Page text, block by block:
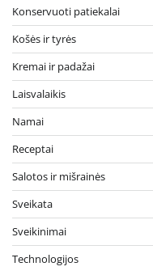
Konservuoti patiekalai
Košės ir tyrės
Kremai ir padažai
Laisvalaikis
Namai
Receptai
Salotos ir mišrainės
Sveikata
Sveikinimai
Technologijos